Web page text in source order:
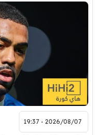
اودينيزي
2026/08/07 - 19:37